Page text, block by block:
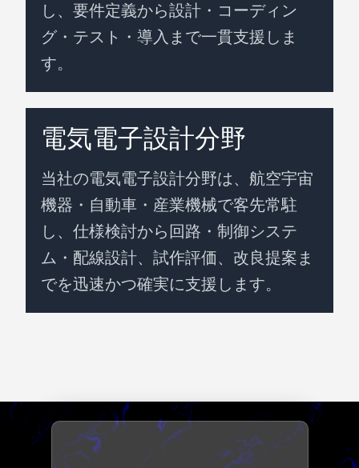
ご挨拶
採用情報
お問い合わせ
社員専用
し、要件定義から設計・コーディン
グ・テスト・導入まで一貫支援しま
す。
電気電子設計分野
当社の電気電子設計分野は、航空宇宙
機器・自動車・産業機械で客先常駐
し、仕様検討から回路・制御システ
ム・配線設計、試作評価、改良提案ま
でを迅速かつ確実に支援します。